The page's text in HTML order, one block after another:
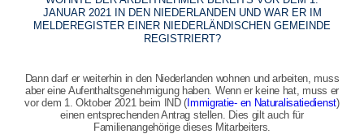
JANUAR 2021 IN DEN NIEDERLANDEN UND WAR ER IM
MELDEREGISTER EINER NIEDERLÄNDISCHEN GEMEINDE
REGISTRIERT?
Dann darf er weiterhin in den Niederlanden wohnen und arbeiten, muss
aber eine Aufenthaltsgenehmigung haben. Wenn er keine hat, muss er
vor dem 1. Oktober 2021 beim IND (Immigratie- en Naturalisatiedienst)
einen entsprechenden Antrag stellen. Dies gilt auch für
Familienangehörige dieses Mitarbeiters.